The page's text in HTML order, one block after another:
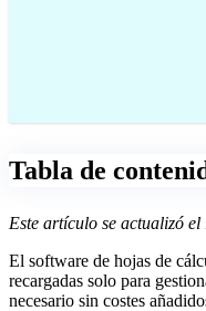
Tabla de
Este artículo se actualizó
El software de hojas de
recargadas solo para
necesario sin costes